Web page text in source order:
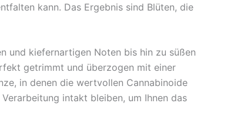
kann. Das Ergebnis sind Blüten, die
und kiefernartigen Noten bis hin zu süßen
getrimmt und überzogen mit einer
in denen die wertvollen Cannabinoide
intakt bleiben, um Ihnen das